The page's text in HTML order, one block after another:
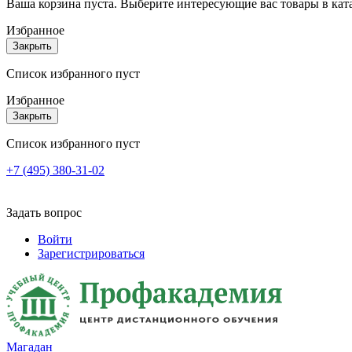
Ваша корзина пуста. Выберите интересующие вас товары в
Избранное
Закрыть
Список избранного пуст
Избранное
Закрыть
Список избранного пуст
+7 (495) 380-31-02
Задать вопрос
Войти
Зарегистрироваться
Магадан